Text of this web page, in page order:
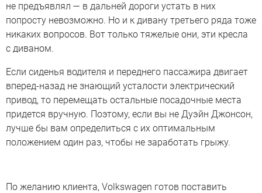
не предъявлял — в дальней дороги устать в них
попросту невозможно. Но и к дивану третьего ряда тоже
никаких вопросов. Вот только тяжелые они, эти кресла
с диваном.
Если сиденья водителя и переднего пассажира двигает
вперед-назад не знающий усталости электрический
привод, то перемещать остальные посадочные места
придется вручную. Поэтому, если вы не Дуэйн Джонсон,
лучше бы вам определиться с их оптимальным
положением один раз, чтобы не заработать грыжу.
По желанию клиента, Volkswagen готов поставить